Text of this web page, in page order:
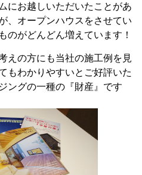
にお越しいただいたことがあ
、オープンハウスをさせてい
のがどんどん増えています！
えの方にも当社の施工例を見
もわかりやすいとご好評いた
ングの一種の『財産』です